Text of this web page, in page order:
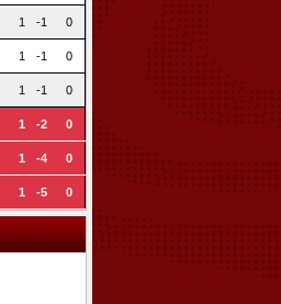
1 -1 0
1 -1 0
1 -1 0
1 -2 0
1 -4 0
1 -5 0